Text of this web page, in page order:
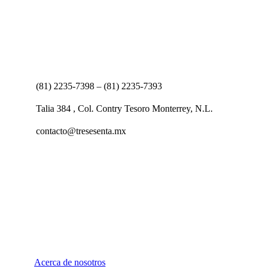
(81) 2235-7398 – (81) 2235-7393
Talia 384 , Col. Contry Tesoro Monterrey, N.L.
contacto@tresesenta.mx
Acerca de nosotros